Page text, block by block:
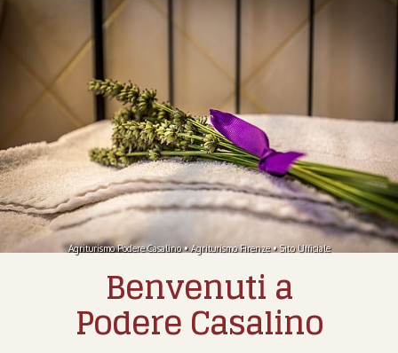
Agriturismo Podere Casalino • Agriturismo Firenze • Sito Ufficiale
Benvenuti a
Podere Casalino